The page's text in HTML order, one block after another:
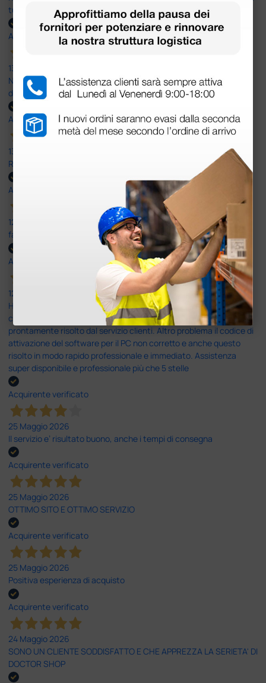
tutti i miei dubbi prima dell'acquisto. Consigliato
Acquirente verificato
13 Luglio 2026
Nulla da eccepire. Tutto estremamente chiaro e corretto,
dall’ordine alla consegna.
Acquirente verificato
13 Luglio 2026
Rapidi, disponibili ben forniti
Acquirente verificato
12 Giugno 2026
facilità di acquisto e puntualità
Acquirente verificato
12 Giugno 2026
Ho avuto un problema con la consegna, il pacco non è stato
consegnato ma messo in giacenza. Il problema è stato
prontamente risolto dal servizio clienti. Altro problema il codice di
attivazione del software per il PC non corretto e anche questo
risolto in modo rapido professionale e immediato. Assistenza
super disponibile e professionale più che 5 stelle
Acquirente verificato
25 Maggio 2026
Il servizio e’ risultato buono, anche i tempi di consegna
Acquirente verificato
25 Maggio 2026
OTTIMO SITO E OTTIMO SERVIZIO
Acquirente verificato
25 Maggio 2026
Positiva esperienza di acquisto
Acquirente verificato
24 Maggio 2026
SONO UN CLIENTE SODDISFATTO E CHE APPREZZA LA SERIETA' DI
DOCTOR SHOP